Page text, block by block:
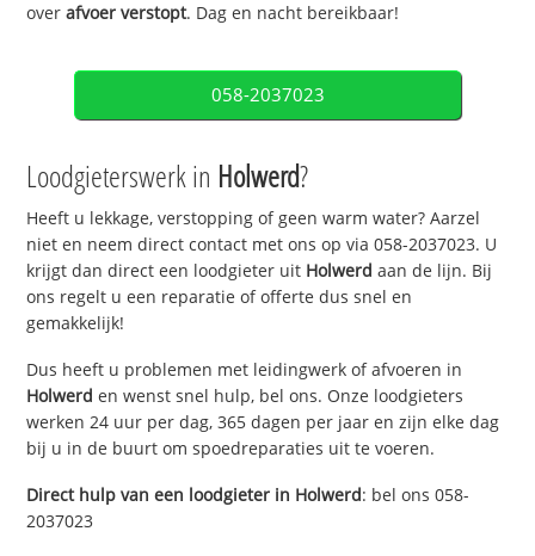
overafvoer verstopt. Dag en nacht bereikbaar!
058-2037023
Loodgieterswerk in Holwerd?
Heeft u lekkage, verstopping of geen warm water? Aarzel
niet en neem direct contact met ons op via 058-2037023. U
krijgt dan direct een loodgieter uit Holwerd aan de lijn. Bij
ons regelt u een reparatie of offerte dus snel en
gemakkelijk!
Dus heeft u problemen met leidingwerk of afvoeren in
Holwerd en wenst snel hulp, bel ons. Onze loodgieters
werken 24 uur per dag, 365 dagen per jaar en zijn elke dag
bij u in de buurt om spoedreparaties uit te voeren.
Direct hulp van een loodgieter in Holwerd: bel ons 058-
2037023